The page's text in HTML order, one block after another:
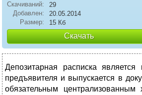
Скачиваний:
29
Добавлен:
20.05.2014
Размер:
15 Кб
Скачать
Депозитарная расписка
предъявителя и выпускается в
обязательным